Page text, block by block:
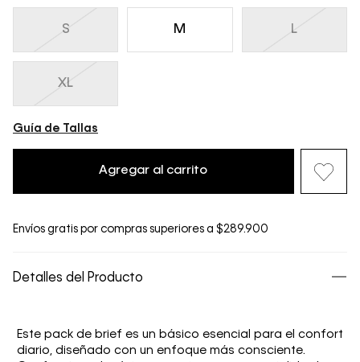
S M L
XL
Guía de Tallas
Agregar al carrito
Envíos gratis por compras superiores a $289.900
Detalles del Producto
Este pack de brief es un básico esencial para el confort
diario, diseñado con un enfoque más consciente.